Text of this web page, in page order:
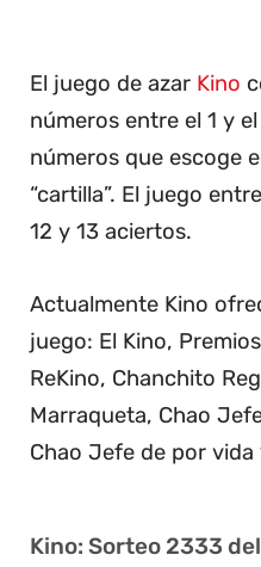
El juego de azar Kino
números entre el 1 y
números que escoge
“cartilla”. El juego
12 y 13 aciertos.
Actualmente Kino
juego: El Kino,
ReKino, Chanchito
Marraqueta, Chao
Chao Jefe de por
Kino: Sorteo 2333